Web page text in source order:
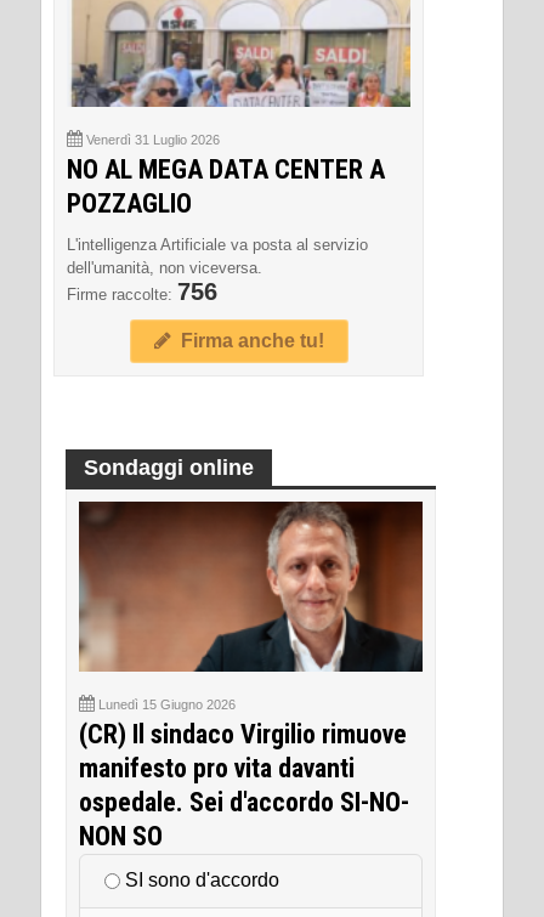
Venerdì 31 Luglio 2026
NO AL MEGA DATA CENTER A
POZZAGLIO
L'intelligenza Artificiale va posta al servizio
dell'umanità, non viceversa.
Firme raccolte: 756
Firma anche tu!
Sondaggi online
Lunedì 15 Giugno 2026
(CR) Il sindaco Virgilio rimuove
manifesto pro vita davanti
ospedale. Sei d'accordo SI-NO-
NON SO
SI sono d'accordo